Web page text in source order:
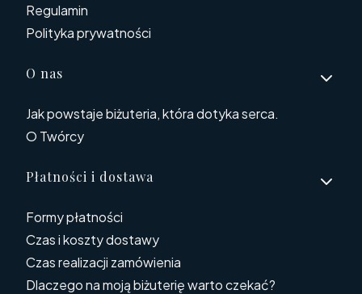
Regulamin
Polityka prywatności
O nas
Jak powstaje biżuteria, która dotyka serca.
O Twórcy
Płatności i dostawa
Formy płatności
Czas i koszty dostawy
Czas realizacji zamówienia
Dlaczego na moją biżuterię warto czekać?